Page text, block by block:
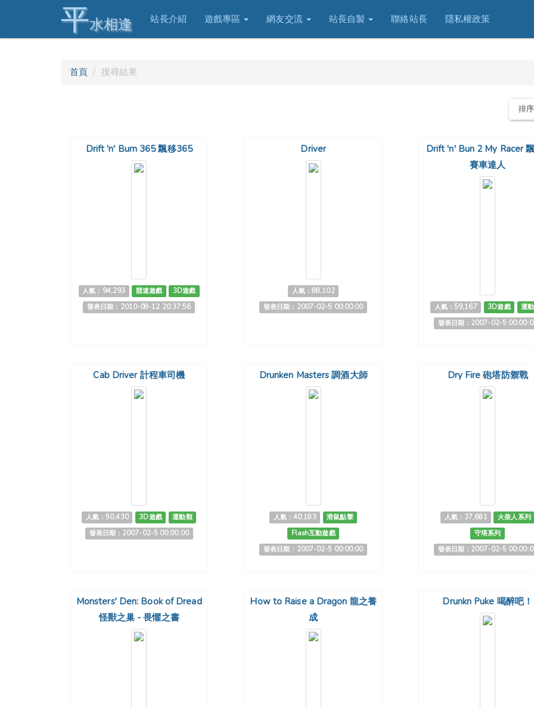
平水相逢 站長介紹 遊戲專區 網友交流 站長自製 聯絡站長 隱私權政策
首頁 搜尋結果
排
Drift 'n' Burn 365 飄移365
人氣：94,293 競速遊戲
3D遊戲
發表日期：2010-08-12 20:37:56
Driver
人氣：88,102
發表日期：2007-02-5 00:00:00
Drift 'n' Bun 2 My Racer
賽車達人
人氣：59,167 3D遊戲
運
發表日期：2007-02-5
Cab Driver 計程車司機
人氣：50,430 3D遊戲
運動類
發表日期：2007-02-5 00:00:00
Drunken Masters 調酒大師
人氣：40,183
滑鼠點擊
Flash互動遊戲
發表日期：2007-02-5 00:00:00
Dry Fire 砲塔防禦戰
人氣：37,681
火柴人系列
守塔系列
發表日期：2007-02-5
Monsters' Den: Book of Dread
怪獸之巢 - 畏懼之書
How to Raise a Dragon 龍之養
成
Drunkn Puke 喝醉吧！